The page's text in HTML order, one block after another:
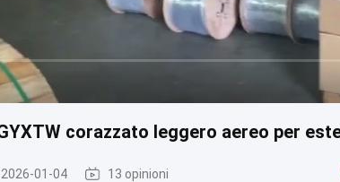
corazzato leggero aereo per
2026-01-04 13 opinioni